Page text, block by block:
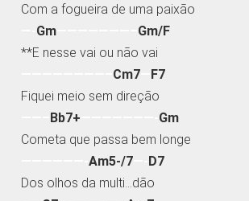
Com a fogueira de uma paixão
Gm
Gm/F
**E nesse vai ou não vai
Cm7
F7
Fiquei meio sem direção
Bb7+
Gm
Cometa que passa bem longe
——————-Am5-/7
D7
Dos olhos da multi…dão